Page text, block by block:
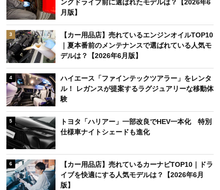
ングドライブ前に選ばれたモデルは？【2026年6
月版】
3
【カー用品店】売れているエンジンオイルTOP10
｜夏本番前のメンテナンスで選ばれている人気モ
デルは？【2026年6月版】
4
ハイエース「ファインテックツアラー」をレンタ
ル！ レガンスが提案するラグジュアリーな移動体
験
5
トヨタ「ハリアー」一部改良でHEV一本化 特別
仕様車ナイトシェードも進化
6
【カー用品店】売れているカーナビTOP10｜ドラ
イブを快適にする人気モデルは？【2026年6月
版】